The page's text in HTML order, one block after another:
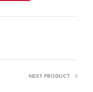
NEXT PRODUCT